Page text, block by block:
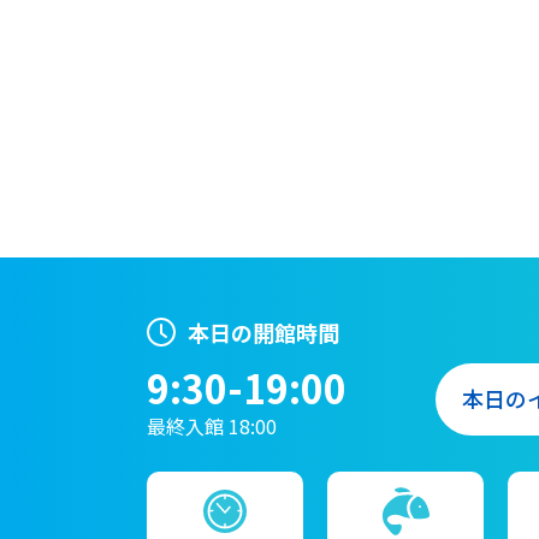
本日の開館時間
9:30-19:00
最終入館 18:00
本日の